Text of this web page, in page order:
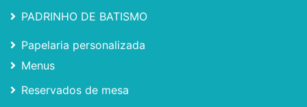
PADRINHO DE BATISMO
Papelaria personalizada
Menus
Reservados de mesa